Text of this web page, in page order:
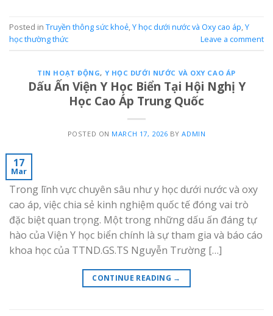
Posted in Truyền thông sức khoẻ,Y học dưới nước và Oxy cao áp,Y
học thường thức
Leave a comment
TIN HOẠT ĐỘNG, Y HỌC DƯỚI NƯỚC VÀ OXY CAO ÁP
Dấu Ấn Viện Y Học Biển Tại Hội Nghị Y
Học Cao Áp Trung Quốc
POSTED ON MARCH 17, 2026 BYADMIN
17
Mar
Trong lĩnh vực chuyên sâu như y học dưới nước và oxy
cao áp, việc chia sẻ kinh nghiệm quốc tế đóng vai trò
đặc biệt quan trọng. Một trong những dấu ấn đáng tự
hào của Viện Y học biển chính là sự tham gia và báo cáo
khoa học của TTND.GS.TS Nguyễn Trường […]
CONTINUE READING →